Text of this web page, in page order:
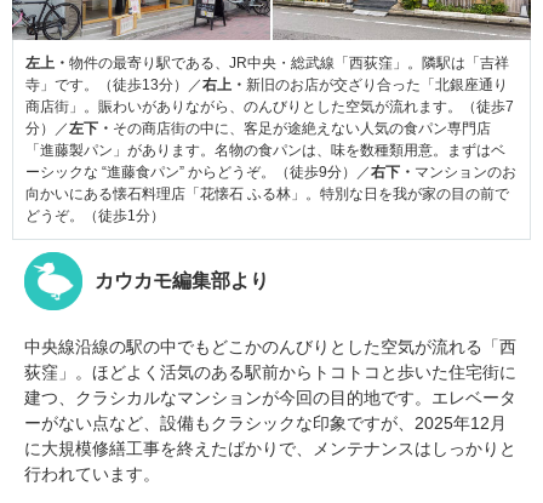
左上・ 物件の最寄り駅である、JR中央・総武線「西荻窪」。隣駅は「吉祥
寺」です。（徒歩13分）／右上・ 新旧のお店が交ざり合った「北銀座通り
商店街」。賑わいがありながら、のんびりとした空気が流れます。（徒歩7
分）／左下・ その商店街の中に、客足が途絶えない人気の食パン専門店
「進藤製パン」があります。名物の食パンは、味を数種類用意。まずはベ
ーシックな “進藤食パン” からどうぞ。（徒歩9分）／右下・ マンションのお
向かいにある懐石料理店「花懐石 ふる林」。特別な日を我が家の目の前で
どうぞ。（徒歩1分）
カウカモ編集部より
中央線沿線の駅の中でもどこかのんびりとした空気が流れる「西
荻窪」。ほどよく活気のある駅前からトコトコと歩いた住宅街に
建つ、クラシカルなマンションが今回の目的地です。エレベータ
ーがない点など、設備もクラシックな印象ですが、2025年12月
に大規模修繕工事を終えたばかりで、メンテナンスはしっかりと
行われています。